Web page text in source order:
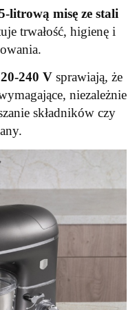
litrową misę ze stali
trwałość, higienę i
240 V sprawiają, że
niezależnie
składników czy